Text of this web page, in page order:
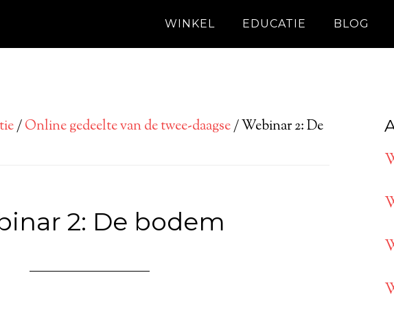
WINKEL EDUCATIE BLOG
/Online gedeelte van de twee-daagse/Webinar 2: De
2: De bodem